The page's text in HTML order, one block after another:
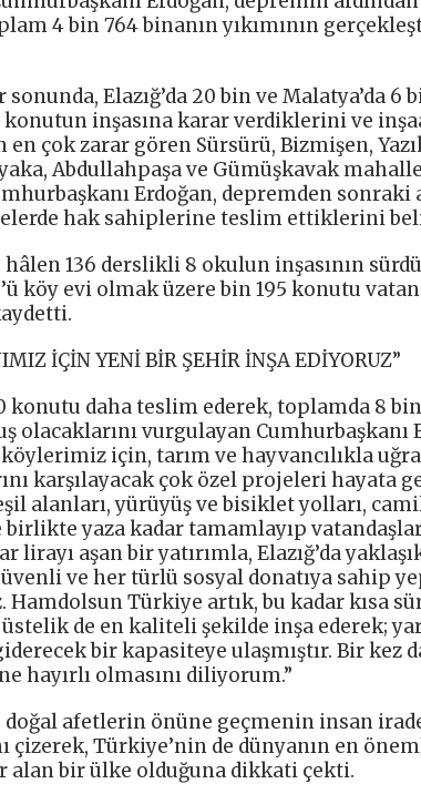
4 bin 764 binanın yıkımının
Elazığ’da 20 bin ve Malatya’da 6
inşasına karar verdiklerini ve
en çok zarar gören Sürsürü, Bizmişen,
Abdullahpaşa ve Gümüşkavak
Erdoğan, depremden sonraki
hak sahiplerine teslim ettiklerini
hâlen 136 derslikli 8 okulun inşasının
köy evi olmak üzere bin 195 konutu
İÇİN YENİ BİR ŞEHİR İNŞA EDİYORUZ”
konutu daha teslim ederek, toplamda 8
olacaklarını vurgulayan Cumhurbaşkanı
için, tarım ve hayvancılıkla
karşılayacak çok özel projeleri hayata
alanları, yürüyüş ve bisiklet yolları,
yaza kadar tamamlayıp
lirayı aşan bir yatırımla, Elazığ’da
ve her türlü sosyal donatıya sahip
Türkiye artık, bu kadar kısa
de en kaliteli şekilde inşa ederek;
bir kapasiteye ulaşmıştır. Bir kez
hayırlı olmasını diliyorum.”
doğal afetlerin önüne geçmenin insan
çizerek, Türkiye’nin de dünyanın en
alan bir ülke olduğuna dikkati çekti.